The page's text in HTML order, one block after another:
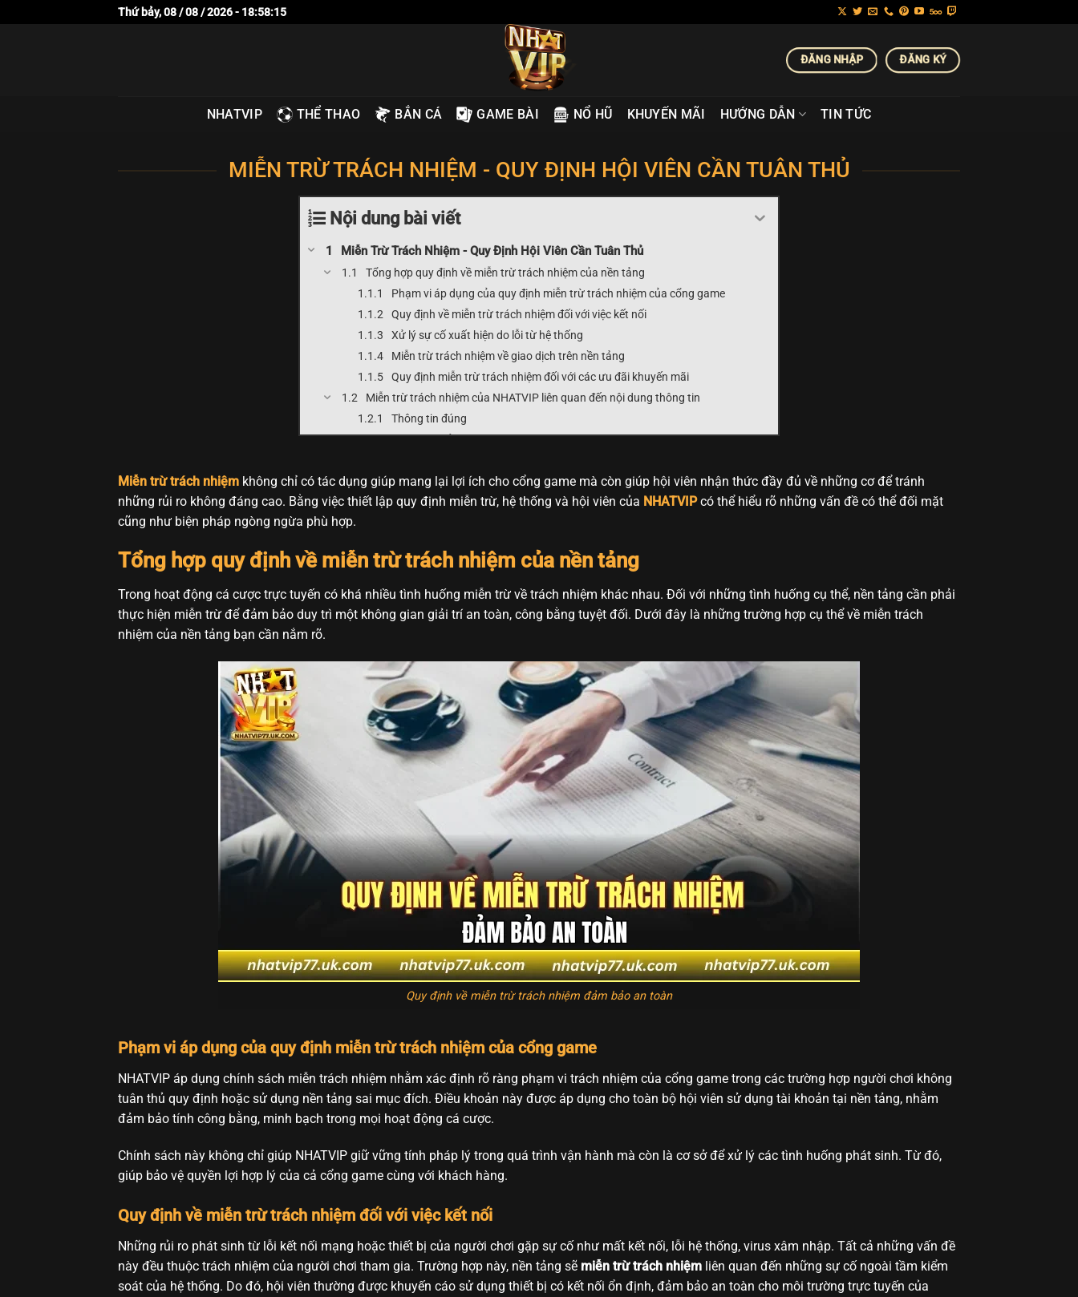
Thứ bảy, 08 / 08 / 2026 - 18:58:16
ĐĂNG NHẬP ĐĂNG KÝ
NHATVIP THỂ THAO BẮN CÁ GAME BÀI NỔ HŨ KHUYẾN MÃI HƯỚNG DẪN TIN TỨC
MIỄN TRỪ TRÁCH NHIỆM - QUY ĐỊNH HỘI VIÊN CẦN TUÂN THỦ
Nội dung bài viết
Miễn Trừ Trách Nhiệm - Quy Định Hội Viên Cần Tuân Thủ
Tổng hợp quy định về miễn trừ trách nhiệm của nền tảng
Phạm vi áp dụng của quy định miễn trừ trách nhiệm của cổng game
Quy định về miễn trừ trách nhiệm đối với việc kết nối
Xử lý sự cố xuất hiện do lỗi từ hệ thống
Miễn trừ trách nhiệm về giao dịch trên nền tảng
Quy định miễn trừ trách nhiệm đối với các ưu đãi khuyến mãi
Miễn trừ trách nhiệm của NHATVIP liên quan đến nội dung thông tin
Thông tin đúng
Tạo tài khoản game chính thức
Giới hạn trách nhiệm của cổng game NHATVIP
Quyền lợi, trách nhiệm của người chơi đối với NHATVIP
Miễn trừ trách nhiệm không chỉ có tác dụng giúp mang lại lợi ích cho cổng game mà còn giúp hội viên nhận thức đầy đủ về những cơ để tránh
những rủi ro không đáng cao. Bằng việc thiết lập quy định miễn trừ, hệ thống và hội viên của NHATVIPcó thể hiểu rõ những vấn đề có thể đối mặt
cũng như biện pháp ngòng ngừa phù hợp.
Tổng hợp quy định về miễn trừ trách nhiệm của nền tảng
Trong hoạt động cá cược trực tuyến có khá nhiều tình huống miễn trừ về trách nhiệm khác nhau. Đối với những tình huống cụ thể, nền tảng cần phải
thực hiện miễn trừ để đảm bảo duy trì một không gian giải trí an toàn, công bằng tuyệt đối. Dưới đây là những trường hợp cụ thể về miễn trách
nhiệm của nền tảng bạn cần nắm rõ.
Quy định về miễn trừ trách nhiệm đảm bảo an toàn
Phạm vi áp dụng của quy định miễn trừ trách nhiệm của cổng game
NHATVIP áp dụng chính sách miễn trách nhiệm nhằm xác định rõ ràng phạm vi trách nhiệm của cổng game trong các trường hợp người chơi không
tuân thủ quy định hoặc sử dụng nền tảng sai mục đích. Điều khoản này được áp dụng cho toàn bộ hội viên sử dụng tài khoản tại nền tảng, nhằm
đảm bảo tính công bằng, minh bạch trong mọi hoạt động cá cược.
Chính sách này không chỉ giúp NHATVIP giữ vững tính pháp lý trong quá trình vận hành mà còn là cơ sở để xử lý các tình huống phát sinh. Từ đó,
giúp bảo vệ quyền lợi hợp lý của cả cổng game cùng với khách hàng.
Quy định về miễn trừ trách nhiệm đối với việc kết nối
Những rủi ro phát sinh từ lỗi kết nối mạng hoặc thiết bị của người chơi gặp sự cố như mất kết nối, lỗi hệ thống, virus xâm nhập. Tất cả những vấn đề
này đều thuộc trách nhiệm của người chơi tham gia. Trường hợp này, nền tảng sẽ miễn trừ trách nhiệm liên quan đến những sự cố ngoài tầm kiểm
soát của hệ thống. Do đó, hội viên thường được khuyến cáo sử dụng thiết bị có kết nối ổn định, đảm bảo an toàn cho môi trường trực tuyến của